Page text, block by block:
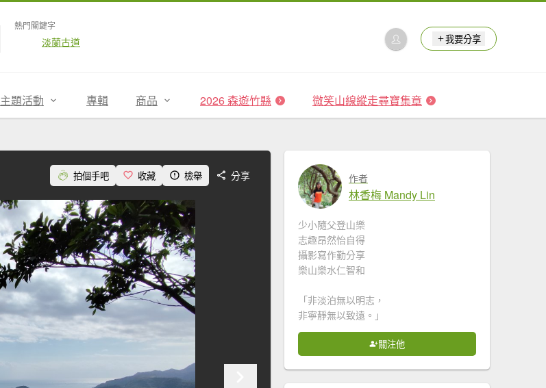
熱門關鍵字
淡蘭古道 我要分享
主題活動 專輯 商品 2026 森遊竹縣 微笑山線縱走尋寶集章
拍個手吧 收藏 檢舉 分享 作者
林香梅 Mandy Lin
少小隨父登山樂
志趣昂然怡自得
攝影寫作勤分享
樂山樂水仁智和
「非淡泊無以明志，
非寧靜無以致遠。」
關注他